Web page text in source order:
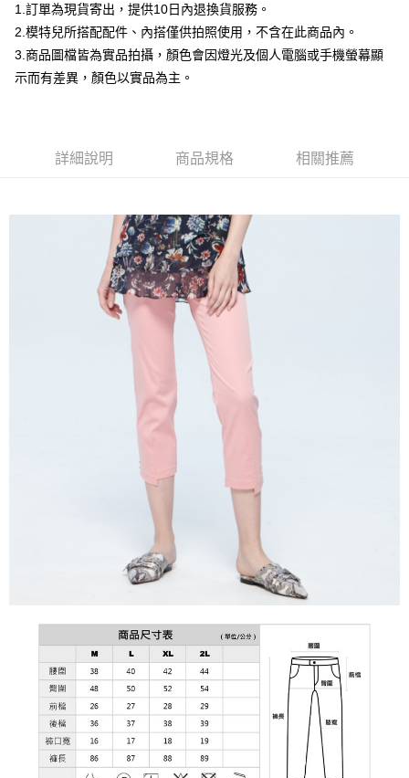
臺灣中小企業銀行
台中商業銀行
匯豐（台灣）商業銀行
華泰商業銀行
聯邦商業銀行
遠東國際商業銀行
元大商業銀行
Apple Pay
街口支付
悠遊付
相關說明
2.付款方式選擇「大哥付你分期」，訂單成立後會自動跳轉到大哥付的交易
流程，驗證手機門號後，選擇欲分期的期數、繳款截止日，確認付款後即完
3.實際核准額度、可分期數及費用金額請依後續交易確認頁面所載為準。
4.訂單成立30分鐘內，如未前往確認交易或遇審核未通過，訂單將自動取
消。如遇「轉專審核」未通過狀況，表示未達大哥付你分期系統評分，恕無
法說明評估內容。
1.分期款項不併入電信帳單，「大哥付你分期」於每月結算日後寄送繳費提
2.透過簡訊連結打開帳單後，可選擇「超商條碼／台灣大直營門市／銀行轉
帳／街口支付／iPASS MONEY」等通路繳費。
用戶於交易時，得透過本服務購買商品或服務，並由商店將買賣／分期付款
買賣價金債權讓與本公司後，依約使用本公司帳單繳交帳款。
2.基於同意付款使用「大哥付你分期」之契約關係目的，商店將以您的個人
資料（包含姓名、電話或地址）提供予台灣大哥大進項蒐集、處理及利用，
由本公司與您本人進行分期帳單所需資料之確認、核對及更正。
3.完整用戶服務條款，請詳閱以下連結：
https://oppay.tw/userRule
【關於「AFTEE先享後付」】
AFTEE先享後付是「在收到商品之後才付款」的支付方式。 讓您購物簡單
１．簡單：不需註冊會員、不需綁卡、不需儲值。
２．便利：只要手機號碼，簡訊認證，即可結帳。
３．安心：先確認商品／服務後，再付款。
１．於結帳方式選擇「AFTEE先享後付」後，將跳轉至「AFTEE先享後付」
結帳頁面，進行簡訊認證並確認金額後，即可完成結帳。
２．訂單成立數日內，您將收到繳費通知簡訊。
３．收到繳費通知簡訊後14天內，點擊此簡訊中的連結，可透過四大超商／
ATM／網路銀行／等多元方式進行付款，方視為交易完成。
※ 請注意：結帳手續完成當下不需立刻繳費，但若您需要取消訂單，請聯絡
購買商品的店家。未經商家同意取消之訂單仍視為有效，需透過AFTEE先享
※ 交易是否成功請以「AFTEE先享後付 」之結帳頁面顯示為準，若有關於
是否繳費成功／繳費後需取消欲退款等相關疑問，請聯繫「AFTEE先享後付
https://netprotections.freshdesk.com/support/home
１．透過由恩沛科技股份有限公司提供之「AFTEE先享後付」服務完成之交
易，需依本服務之必要範圍內提供個人資料，並將交易相關給付款項請求債
權轉讓予恩沛科技股份有限公司。
２．關於個人資料處理事宜，請瀏覽以下網址：
https://aftee.tw/terms/#terms3
３．未成年的使用者請事先徵得法定代理人或監護人之同意方可使用
「AFTEE先享後付」，若未經同意申辦者引起之損失，本公司不負相關責
４．使用「AFTEE先享後付」時，將依據個別帳號之用戶狀況，依本公司即
時審查核予不同之上限額度；若仍有額度不足之情形，本公司將視審查結果
請求用戶進行身份認證。
５．嚴禁一人註冊多個帳號或使用他人資訊註冊。若發現惡意使用之情形，
每筆NT$120，滿NT$2,000(含以上)免運費
每筆NT$120，滿NT$2,000(含以上)免運費
每筆NT$120，滿NT$2,000(含以上)免運費
1.訂單為現貨寄出，提供10日內退換貨服務。
2.模特兒所搭配配件、內搭僅供拍照使用，不含在此商品內。
3.商品圖檔皆為實品拍攝，顏色會因燈光及個人電腦或手機螢幕顯
示而有差異，顏色以實品為主。
詳細說明 商品規格 相關推薦